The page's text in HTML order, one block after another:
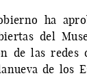
ha
del
de las redes
de los